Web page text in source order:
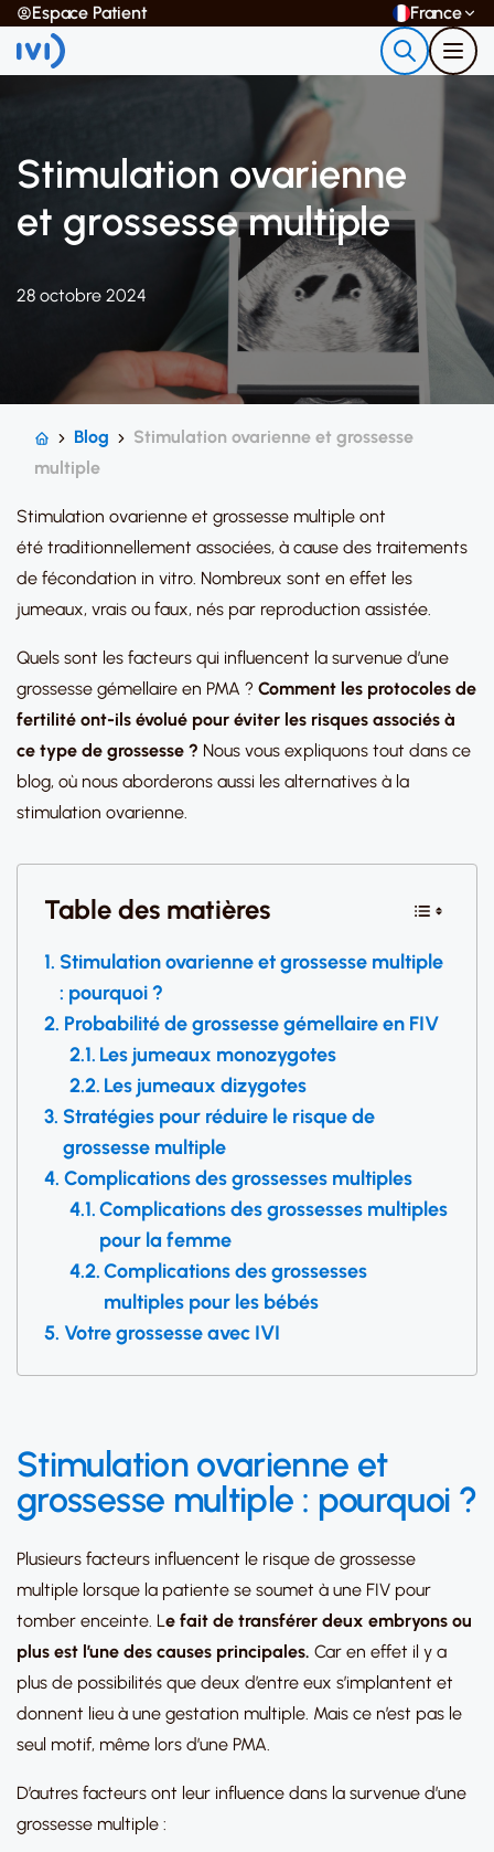
Espace Patient France
Stimulation ovarienne
et grossesse multiple
28 octobre 2024
Blog
Stimulation ovarienne et grossesse
multiple
Stimulation ovarienne et grossesse multiple ont
été traditionnellement associées, à cause des traitements
de fécondation in vitro. Nombreux sont en effet les
jumeaux, vrais ou faux, nés par reproduction assistée.
Quels sont les facteurs qui influencent la survenue d’une
grossesse gémellaire en PMA ? Comment les protocoles de
fertilité ont-ils évolué pour éviter les risques associés à
ce type de grossesse ? Nous vous expliquons tout dans ce
blog, où nous aborderons aussi les alternatives à la
stimulation ovarienne.
Table des matières
Stimulation ovarienne et grossesse multiple
: pourquoi ?
Probabilité de grossesse gémellaire en FIV
Les jumeaux monozygotes
Les jumeaux dizygotes
Stratégies pour réduire le risque de
grossesse multiple
Complications des grossesses multiples
Complications des grossesses multiples
pour la femme
Complications des grossesses
multiples pour les bébés
Votre grossesse avec IVI
Stimulation ovarienne et
grossesse multiple : pourquoi ?
Plusieurs facteurs influencent le risque de grossesse
multiple lorsque la patiente se soumet à une FIV pour
tomber enceinte. Le fait de transférer deux embryons ou
plus est l’une des causes principales. Car en effet il y a
plus de possibilités que deux d’entre eux s’implantent et
donnent lieu à une gestation multiple. Mais ce n’est pas le
seul motif, même lors d’une PMA.
D’autres facteurs ont leur influence dans la survenue d’une
grossesse multiple :